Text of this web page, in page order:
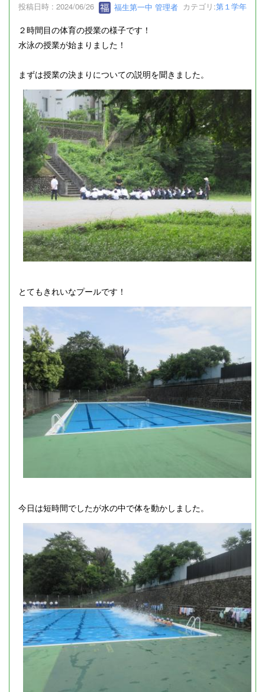
投稿日時 : 2024/06/26 福生第一中 管理者 カテゴリ:第１学年
２時間目の体育の授業の様子です！
水泳の授業が始まりました！
まずは授業の決まりについての説明を聞きました。
とてもきれいなプールです！
今日は短時間でしたが水の中で体を動かしました。